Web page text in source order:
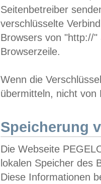
Seitenbetreiber
verschlüsselte
Browsers von "http://
Browserzeile.
Wenn die
übermitteln, nicht von
Speicherung
Die Webseite
lokalen Speicher des
Diese Informationen